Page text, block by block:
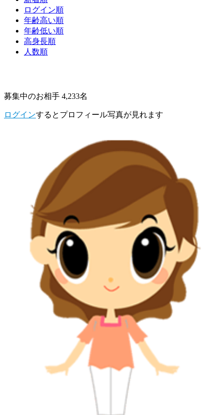
ログイン順
年齢高い順
年齢低い順
高身長順
人数順
募集中のお相手 4,233名
ログインするとプロフィール写真が見れます